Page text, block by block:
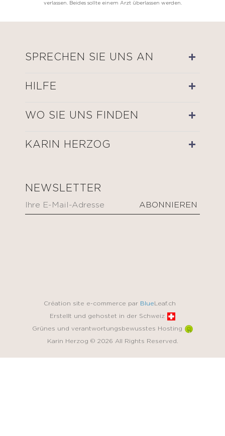
verlassen. Beides sollte einem Arzt überlassen werden.
SPRECHEN SIE UNS AN
HILFE
WO SIE UNS FINDEN
KARIN HERZOG
NEWSLETTER
Création site e-commerce par Blue Leaf.ch
Erstellt und gehostet in der Schweiz
Grünes und verantwortungsbewusstes Hosting
Karin Herzog © 2026 All Rights Reserved.